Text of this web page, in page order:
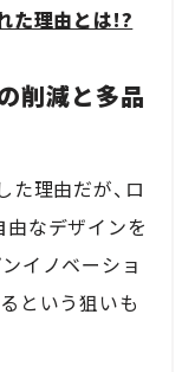
た理由とは!?
削減と多品
理由だが、ロ
なデザインを
イノベーショ
という狙いも